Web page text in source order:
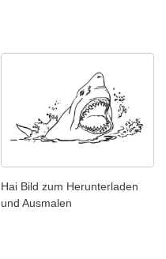
Hai Bild zum Herunterladen
und Ausmalen